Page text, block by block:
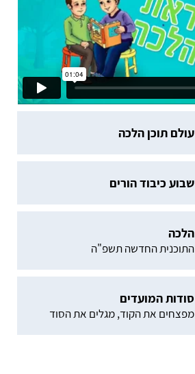
עולם תוכן הלכה
שבוע כיבוד הורים
הלכה
התוכנית החדשה תשפ"ה
סודות המועדים
מפצחים את הקוד, מגלים את הסוד